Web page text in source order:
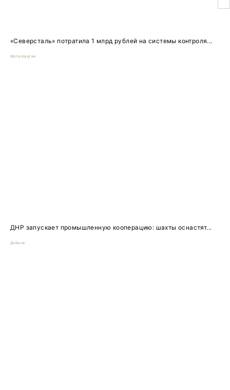
«Северсталь» потратила 1 млрд рублей на системы контроля...
Металлургия
ДНР запускает промышленную кооперацию: шахты оснастят...
Добыча